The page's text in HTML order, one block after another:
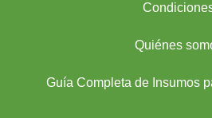
Quiénes
Guía Completa de Insumos